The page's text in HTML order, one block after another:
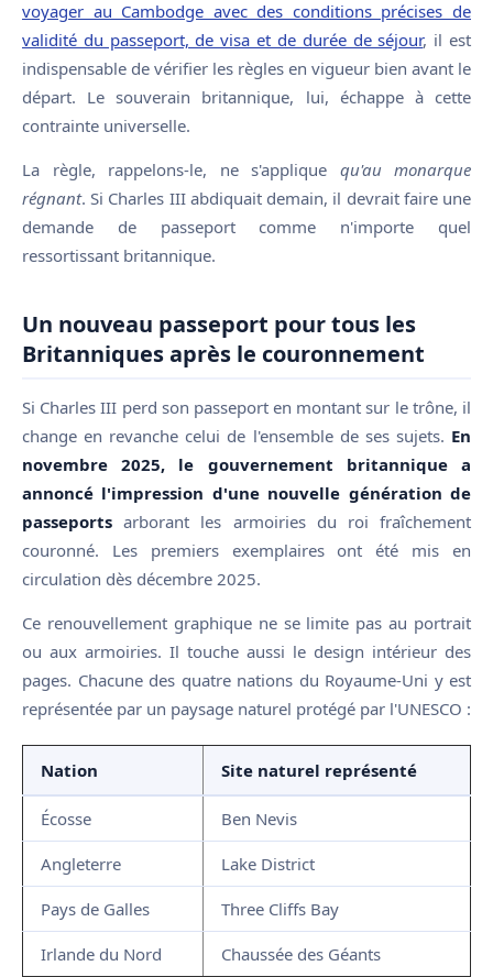
voyager au Cambodge avec des conditions précises de
validité du passeport, de visa et de durée de séjour, il est
indispensable de vérifier les règles en vigueur bien avant le
départ. Le souverain britannique, lui, échappe à cette
contrainte universelle.
La règle, rappelons-le, ne s'applique qu'au monarque
régnant. Si Charles III abdiquait demain, il devrait faire une
demande de passeport comme n'importe quel
ressortissant britannique.
Un nouveau passeport pour tous les
Britanniques après le couronnement
Si Charles III perd son passeport en montant sur le trône, il
change en revanche celui de l'ensemble de ses sujets. En
novembre 2025, le gouvernement britannique a
annoncé l'impression d'une nouvelle génération de
passeports arborant les armoiries du roi fraîchement
couronné. Les premiers exemplaires ont été mis en
circulation dès décembre 2025.
Ce renouvellement graphique ne se limite pas au portrait
ou aux armoiries. Il touche aussi le design intérieur des
pages. Chacune des quatre nations du Royaume-Uni y est
représentée par un paysage naturel protégé par l'UNESCO :
Nation Site naturel représenté
Écosse Ben Nevis
Angleterre Lake District
Pays de Galles Three Cliffs Bay
Irlande du Nord Chaussée des Géants